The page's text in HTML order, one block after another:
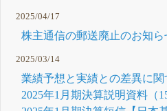
2025/04/17
株主通信の郵送廃止のお知ら
2025/03/14
業績予想と実績との差異に関
2025年1月期決算説明資料（